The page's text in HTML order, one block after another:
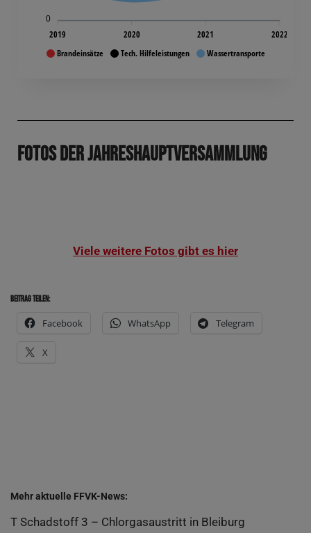
Brandeinsätze Tech. Hilfeleistungen Wassertransporte
0
2019 2020 2021 2022
Fotos Der Jahreshauptversammlung
Vie­le wei­te­re Fotos gibt es hier
Bei­trag TEILEN:
Face­book Whats­App Tele­gram
X
Mehr aktu­el­le FFVK-News:
T Schad­stoff 3 – Chlor­gas­aus­tritt in Bleiburg